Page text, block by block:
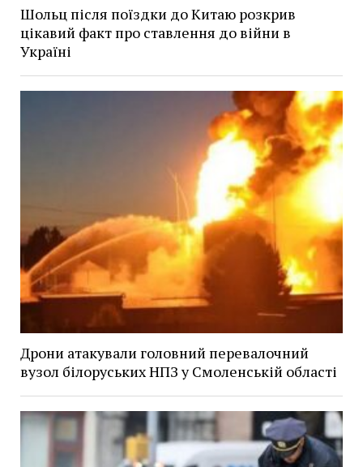
Шольц після поїздки до Китаю розкрив
цікавий факт про ставлення до війни в
Україні
Дрони атакували головний перевалочний
вузол білоруських НПЗ у Смоленській області